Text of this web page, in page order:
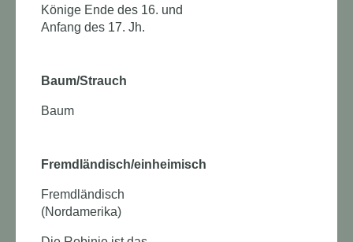
Könige Ende des 16. und
Anfang des 17. Jh.
Baum/Strauch
Baum
Fremdländisch/einheimisch
Fremdländisch
(Nordamerika)